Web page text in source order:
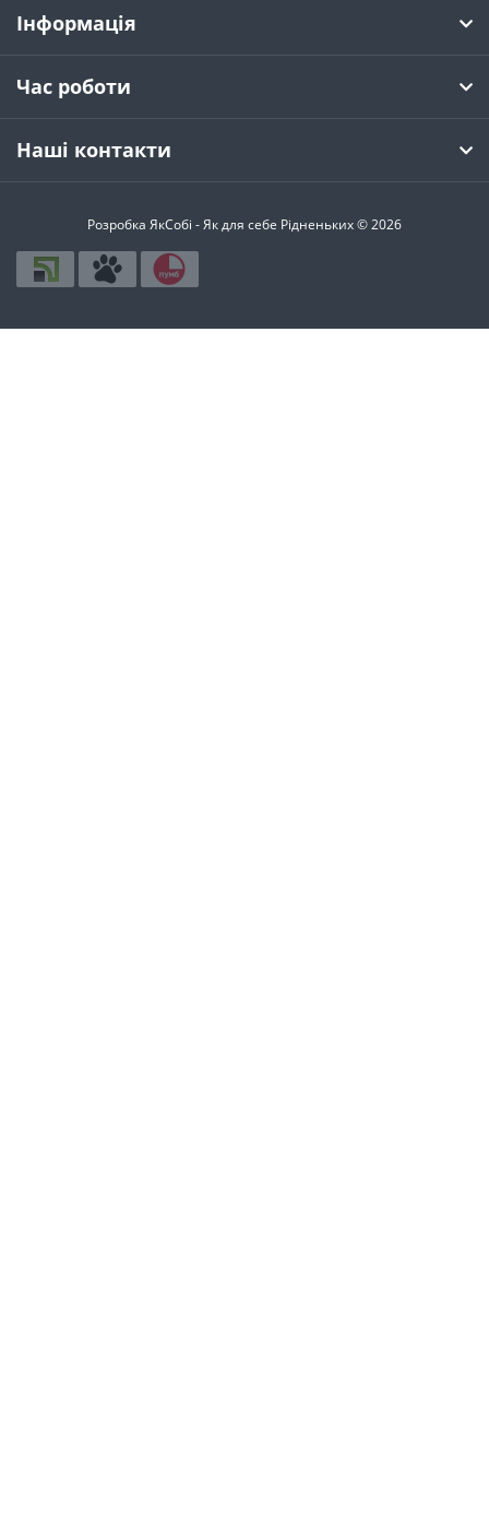
Інформація
Час роботи
Наші контакти
Розробка ЯкСобі - Як для себе Рідненьких © 2026